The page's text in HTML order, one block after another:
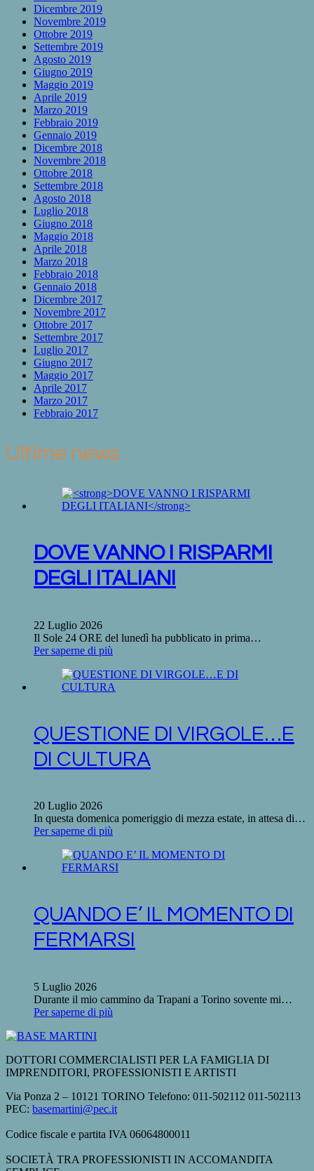
Dicembre 2019
Novembre 2019
Ottobre 2019
Settembre 2019
Agosto 2019
Giugno 2019
Maggio 2019
Aprile 2019
Marzo 2019
Febbraio 2019
Gennaio 2019
Dicembre 2018
Novembre 2018
Ottobre 2018
Settembre 2018
Agosto 2018
Luglio 2018
Giugno 2018
Maggio 2018
Aprile 2018
Marzo 2018
Febbraio 2018
Gennaio 2018
Dicembre 2017
Novembre 2017
Ottobre 2017
Settembre 2017
Luglio 2017
Giugno 2017
Maggio 2017
Aprile 2017
Marzo 2017
Febbraio 2017
Ultime news
DOVE VANNO I RISPARMI
DEGLI ITALIANI
22 Luglio 2026
Il Sole 24 ORE del lunedì ha pubblicato in prima…
Per saperne di più
QUESTIONE DI VIRGOLE…E
DI CULTURA
20 Luglio 2026
In questa domenica pomeriggio di mezza estate, in attesa di…
Per saperne di più
QUANDO E’ IL MOMENTO DI
FERMARSI
5 Luglio 2026
Durante il mio cammino da Trapani a Torino sovente mi…
Per saperne di più
DOTTORI COMMERCIALISTI PER LA FAMIGLIA DI
IMPRENDITORI, PROFESSIONISTI E ARTISTI
Via Ponza 2 – 10121 TORINO Telefono: 011-502112 011-502113
PEC: basemartini@pec.it
Codice fiscale e partita IVA 06064800011
SOCIETÀ TRA PROFESSIONISTI IN ACCOMANDITA